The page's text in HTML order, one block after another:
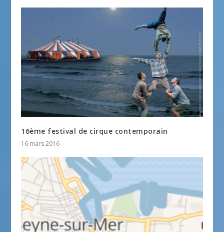
16ème festival de cirque contemporain
16 mars 2016